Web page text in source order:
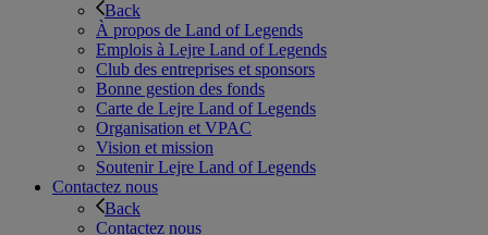
Back
À propos de Land of Legends
Emplois à Lejre Land of Legends
Club des entreprises et sponsors
Bonne gestion des fonds
Carte de Lejre Land of Legends
Organisation et VPAC
Vision et mission
Soutenir Lejre Land of Legends
Contactez nous
Back
Contactez nous